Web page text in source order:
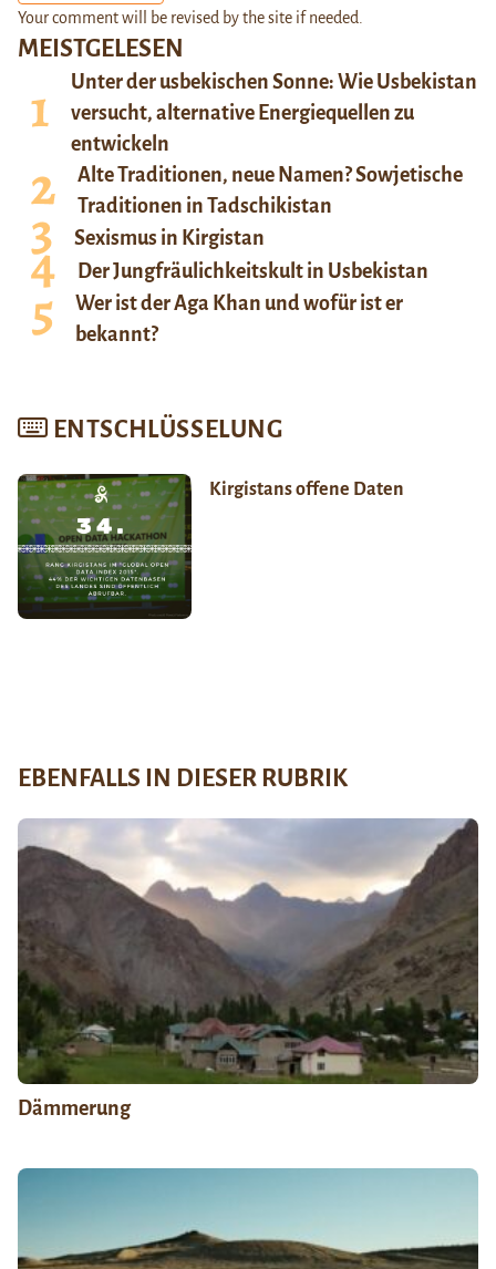
MEISTGELESEN
Unter der usbekischen Sonne: Wie Usbekistan
versucht, alternative Energiequellen zu
entwickeln
Alte Traditionen, neue Namen? Sowjetische
Traditionen in Tadschikistan
Sexismus in Kirgistan
Der Jungfräulichkeitskult in Usbekistan
Wer ist der Aga Khan und wofür ist er
bekannt?
ENTSCHLÜSSELUNG
Kirgistans offene Daten
Your comment will be revised by the site if needed.
EBENFALLS IN DIESER RUBRIK
Dämmerung